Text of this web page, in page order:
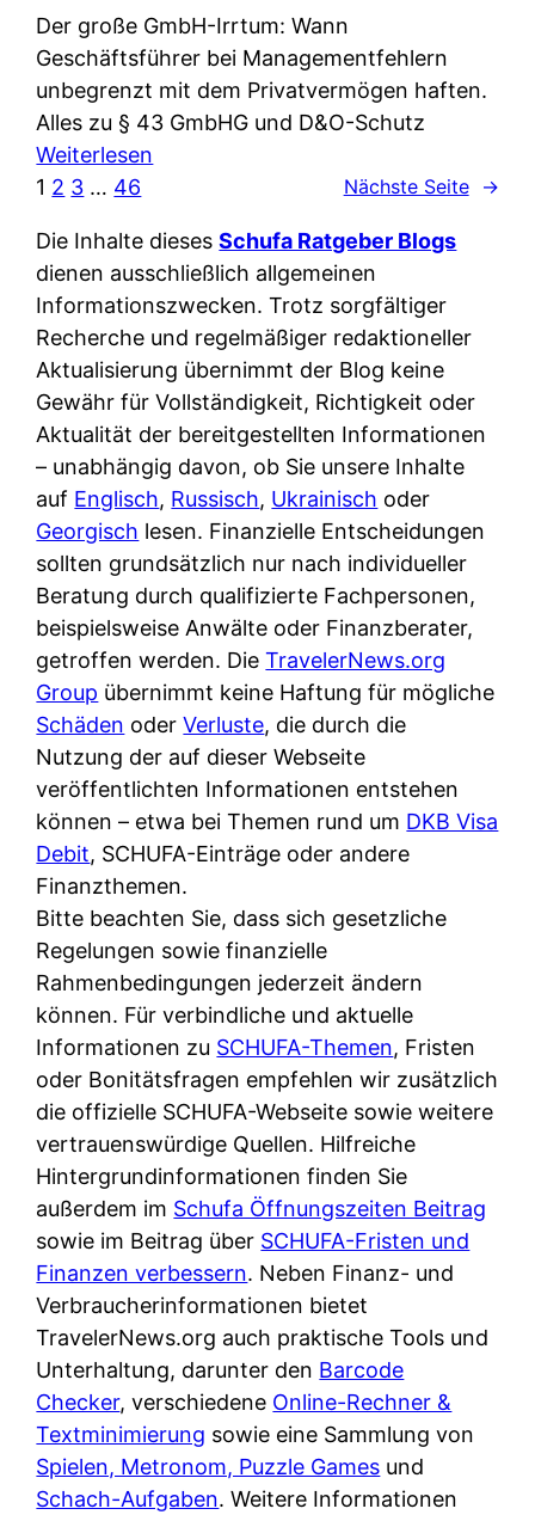
h
e
t
e
D
a
t
e
n
w
i
r
k
l
i
c
h
?
l
c
h
e
n
n
d
e
r
n
u
n
k
t
i
o
n
i
e
r
e
n
r
u
s
s
i
s
h
e
B
a
n
k
k
a
r
t
e
n
M
I
R
l
ä
u
e
r
A
p
p
&
O
n
l
i
n
e
:
W
a
s
i
s
t
w
i
r
k
l
i
c
h
k
o
s
t
e
n
l
o
s
u
n
d
w
Der große GmbH-Irrtum: Wann
Geschäftsführer bei Managementfehlern
unbegrenzt mit dem Privatvermögen haften.
Alles zu § 43 GmbHG und D&O-Schutz
Weiterlesen
b
H
-
M
y
t
h
o
s
:
W
e
n
n
d
e
r
S
c
h
u
t
z
d
e
r
F
i
r
m
a
a
m
p
r
i
v
a
t
e
1 2 3 … 46 Nächste Seite →
Die Inhalte diesesSchufa Ratgeber Blogs
dienen ausschließlich allgemeinen
Informationszwecken. Trotz sorgfältiger
Recherche und regelmäßiger redaktioneller
Aktualisierung übernimmt der Blog keine
Gewähr für Vollständigkeit, Richtigkeit oder
Aktualität der bereitgestellten Informationen
– unabhängig davon, ob Sie unsere Inhalte
auf Englisch, Russisch, Ukrainisch oder
Georgisch lesen. Finanzielle Entscheidungen
sollten grundsätzlich nur nach individueller
Beratung durch qualifizierte Fachpersonen,
beispielsweise Anwälte oder Finanzberater,
getroffen werden. DieTravelerNews.org
Group übernimmt keine Haftung für mögliche
Schäden oderVerluste, die durch die
Nutzung der auf dieser Webseite
veröffentlichten Informationen entstehen
können – etwa bei Themen rund um DKB Visa
Debit, SCHUFA-Einträge oder andere
Finanzthemen.
Bitte beachten Sie, dass sich gesetzliche
Regelungen sowie finanzielle
Rahmenbedingungen jederzeit ändern
können. Für verbindliche und aktuelle
Informationen zu SCHUFA-Themen, Fristen
oder Bonitätsfragen empfehlen wir zusätzlich
die offizielle SCHUFA-Webseite sowie weitere
vertrauenswürdige Quellen. Hilfreiche
Hintergrundinformationen finden Sie
außerdem im Schufa Öffnungszeiten Beitrag
sowie im Beitrag über SCHUFA-Fristen und
Finanzen verbessern. Neben Finanz- und
Verbraucherinformationen bietet
TravelerNews.org auch praktische Tools und
Unterhaltung, darunter den Barcode
Checker, verschiedene Online-Rechner &
Textminimierung sowie eine Sammlung von
Spielen, Metronom, Puzzle Games und
Schach-Aufgaben. Weitere Informationen